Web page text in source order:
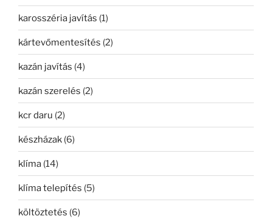
karosszéria javítás (1)
kártevőmentesítés (2)
kazán javítás (4)
kazán szerelés (2)
kcr daru (2)
készházak (6)
klíma (14)
klíma telepítés (5)
költöztetés (6)